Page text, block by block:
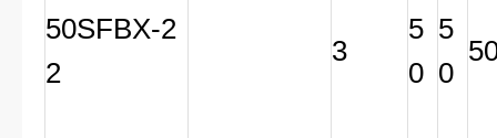
50SFBX-2
2
3
5
0
5
0